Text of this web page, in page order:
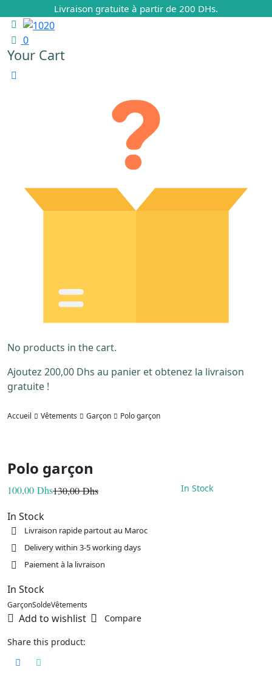
Livraison gratuite à partir de 200 DHs.
0
Your Cart
No products in the cart.
Ajoutez 200,00 Dhs au panier et obtenez la livraison
gratuite !
Accueil Vêtements Garçon Polo garçon
Polo garçon
130,00Dhs
Le
initial
était :
130,00 Dhs.
100,00 Dhs
Le
actuel
est :
100,00 Dhs.
In Stock
In Stock
Livraison rapide partout au Maroc
Delivery within 3-5 working days
Paiement à la livraison
In Stock
GarçonSoldeVêtements
Add to wishlist Compare
Share this product: